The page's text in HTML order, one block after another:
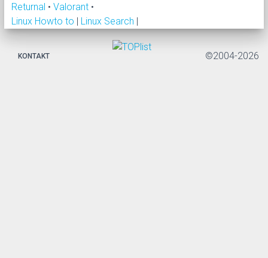
Returnal • Valorant •
Linux Howto to | Linux Search |
KONTAKT ©2004-2026